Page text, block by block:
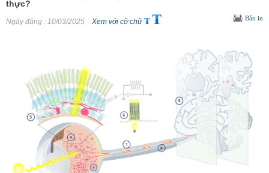
thực?
Ngày đăng : 10/03/2025 Xem với cỡ chữ Bản in